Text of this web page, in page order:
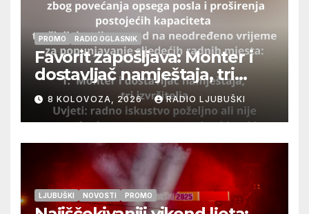
PROMO RADIO OGLASNIK
Favorit zapošljava: Monter i
dostavljač namještaja, tri
izvršitelja
8 KOLOVOZA, 2026 RADIO LJUBUŠKI
LJUBUŠKI NOVOSTI PROMO